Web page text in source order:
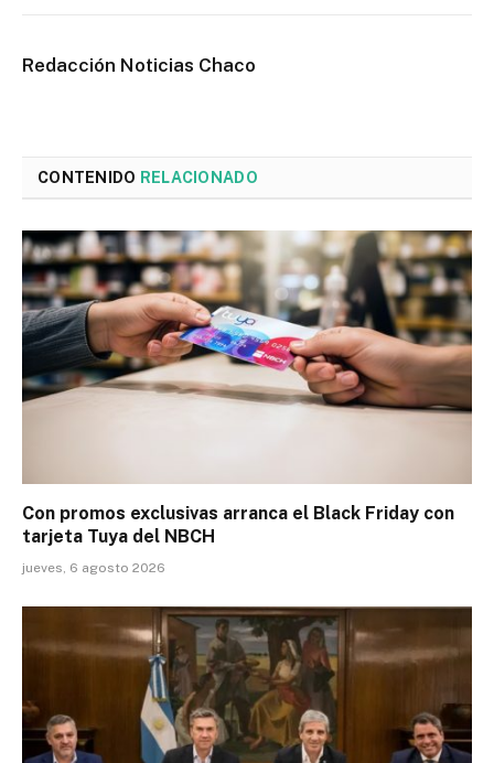
Redacción Noticias Chaco
CONTENIDO RELACIONADO
Con promos exclusivas arranca el Black Friday con
tarjeta Tuya del NBCH
jueves, 6 agosto 2026